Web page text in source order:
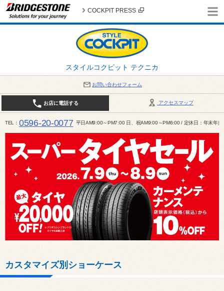
スタイルコクピット テクニカ
COCKPIT PRESS
お問い合わせフォーム
アクセスマップ
お店に電話する
TEL 0596-20-0077 平日AM9:00～PM7:00 日、祝AM9:00～PM6:00 / 定休日：年末年
カスタマイズ別ショーケース